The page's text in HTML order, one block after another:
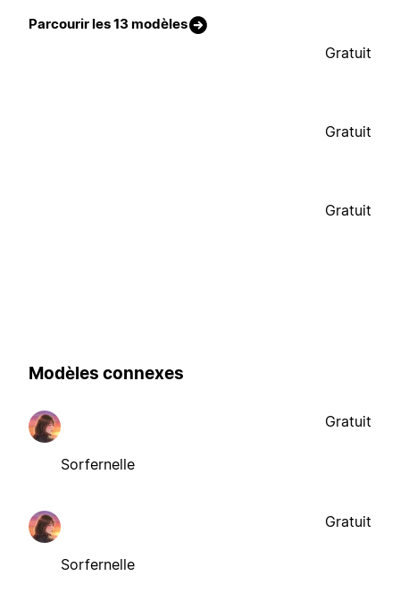
Parcourir les 13 modèles
Gratuit
Gratuit
Gratuit
Modèles connexes
Sorfernelle
Gratuit
Sorfernelle
Gratuit